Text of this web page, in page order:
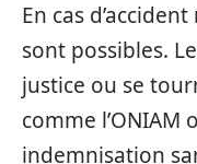
En cas
sont possibles.
justice ou se
comme l’ONIAM
indemnisation